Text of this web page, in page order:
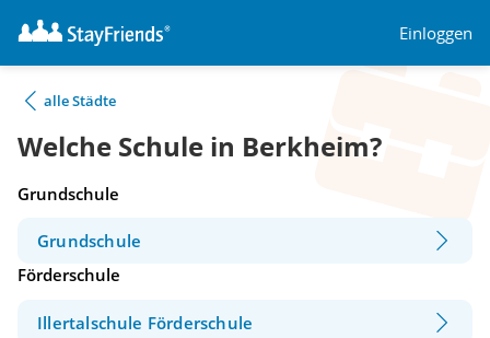
Einloggen
alle Städte
Welche Schule in Berkheim?
Grundschule
Grundschule
Förderschule
Illertalschule Förderschule